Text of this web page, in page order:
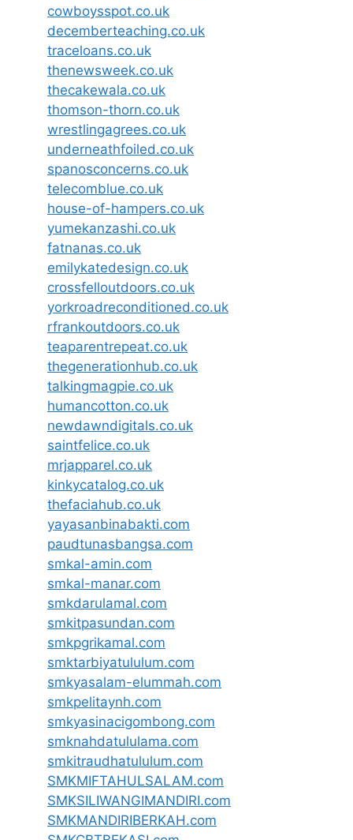
cowboysspot.co.uk
decemberteaching.co.uk
traceloans.co.uk
thenewsweek.co.uk
thecakewala.co.uk
thomson-thorn.co.uk
wrestlingagrees.co.uk
underneathfoiled.co.uk
spanosconcerns.co.uk
telecomblue.co.uk
house-of-hampers.co.uk
yumekanzashi.co.uk
fatnanas.co.uk
emilykatedesign.co.uk
crossfelloutdoors.co.uk
yorkroadreconditioned.co.uk
rfrankoutdoors.co.uk
teaparentrepeat.co.uk
thegenerationhub.co.uk
talkingmagpie.co.uk
humancotton.co.uk
newdawndigitals.co.uk
saintfelice.co.uk
mrjapparel.co.uk
kinkycatalog.co.uk
thefaciahub.co.uk
yayasanbinabakti.com
paudtunasbangsa.com
smkal-amin.com
smkal-manar.com
smkdarulamal.com
smkitpasundan.com
smkpgrikamal.com
smktarbiyatululum.com
smkyasalam-elummah.com
smkpelitaynh.com
smkyasinacigombong.com
smknahdatululama.com
smkitraudhatululum.com
SMKMIFTAHULSALAM.com
SMKSILIWANGIMANDIRI.com
SMKMANDIRIBERKAH.com